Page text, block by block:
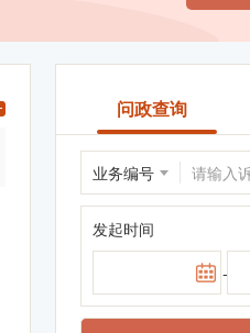
问政查询
发起时间
-